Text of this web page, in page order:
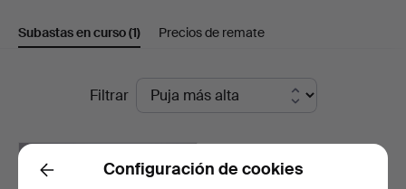
de
Markus
Subastas en curso(1) Precios de remate
Subastas
curso
Filtrar
Back Configuración de cookies